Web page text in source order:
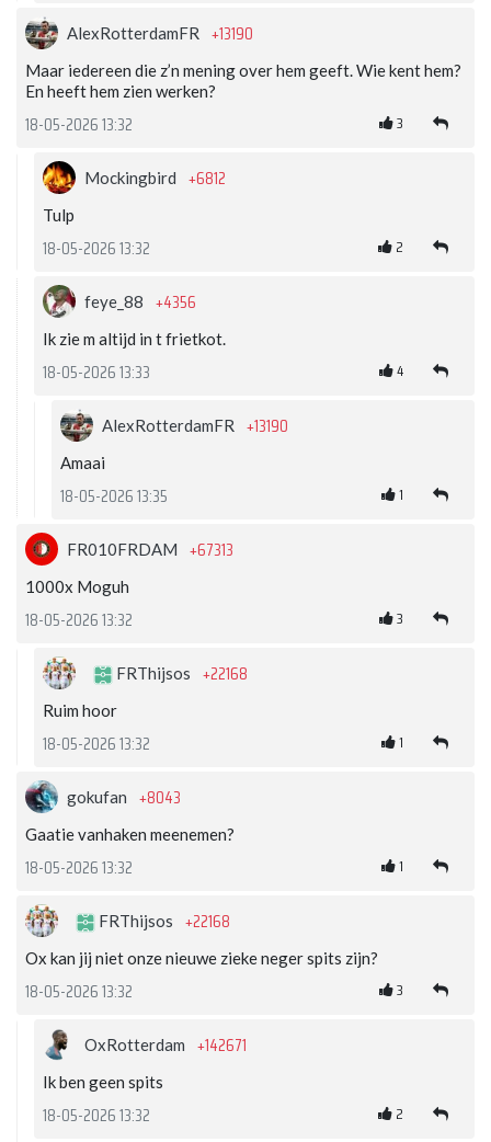
AlexRotterdamFR +13190
Maar iedereen die z’n mening over hem geeft. Wie kent hem?
En heeft hem zien werken?
18-05-2026 13:32 3
Mockingbird +6812
Tulp
18-05-2026 13:32 2
feye_88 +4356
Ik zie m altijd in t frietkot.
18-05-2026 13:33 4
AlexRotterdamFR +13190
Amaai
18-05-2026 13:35 1
FR010FRDAM +67313
1000x Moguh
18-05-2026 13:32 3
FRThijsos +22168
Ruim hoor
18-05-2026 13:32 1
gokufan +8043
Gaatie vanhaken meenemen?
18-05-2026 13:32 1
FRThijsos +22168
Ox kan jij niet onze nieuwe zieke neger spits zijn?
18-05-2026 13:32 3
OxRotterdam +142671
Ik ben geen spits
18-05-2026 13:32 2